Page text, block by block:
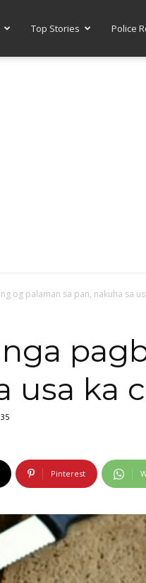
Top Stories Police
og palaman sa pan, nakuha sa
usa ka
35
Pinterest